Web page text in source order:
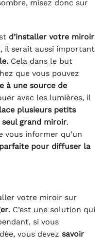
misez donc sur
d’installer votre miroir
il serait aussi important
Cela dans le but
que vous pouvez
à une source de
avec les lumières, il
plusieurs petits
grand miroir.
informer qu’un
pour diffuser la
votre miroir sur
. C’est une solution qui
si vous
vous devez savoir